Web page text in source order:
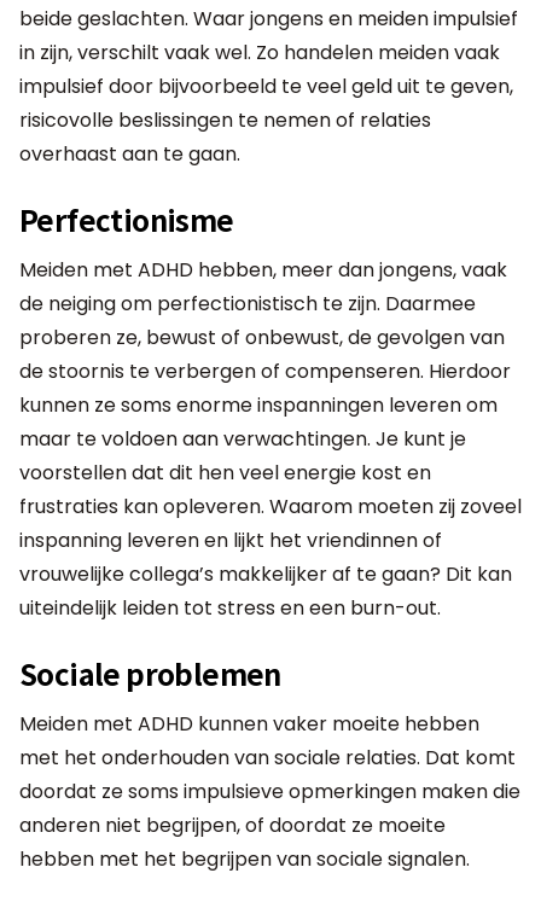
beide geslachten. Waar jongens en meiden impulsief
in zijn, verschilt vaak wel. Zo handelen meiden vaak
impulsief door bijvoorbeeld te veel geld uit te geven,
risicovolle beslissingen te nemen of relaties
overhaast aan te gaan.
Perfectionisme
Meiden met ADHD hebben, meer dan jongens, vaak
de neiging om perfectionistisch te zijn. Daarmee
proberen ze, bewust of onbewust, de gevolgen van
de stoornis te verbergen of compenseren. Hierdoor
kunnen ze soms enorme inspanningen leveren om
maar te voldoen aan verwachtingen. Je kunt je
voorstellen dat dit hen veel energie kost en
frustraties kan opleveren. Waarom moeten zij zoveel
inspanning leveren en lijkt het vriendinnen of
vrouwelijke collega’s makkelijker af te gaan? Dit kan
uiteindelijk leiden tot stress en een burn-out.
Sociale problemen
Meiden met ADHD kunnen vaker moeite hebben
met het onderhouden van sociale relaties. Dat komt
doordat ze soms impulsieve opmerkingen maken die
anderen niet begrijpen, of doordat ze moeite
hebben met het begrijpen van sociale signalen.